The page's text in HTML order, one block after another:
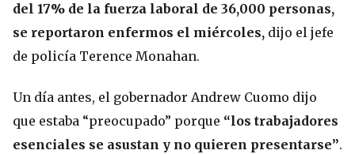
del 17% de la fuerza laboral de 36,000 personas,
se reportaron enfermos el miércoles, dijo el jefe
de policía Terence Monahan.
Un día antes, el gobernador Andrew Cuomo dijo
que estaba “preocupado” porque “los trabajadores
esenciales se asustan y no quieren presentarse”.